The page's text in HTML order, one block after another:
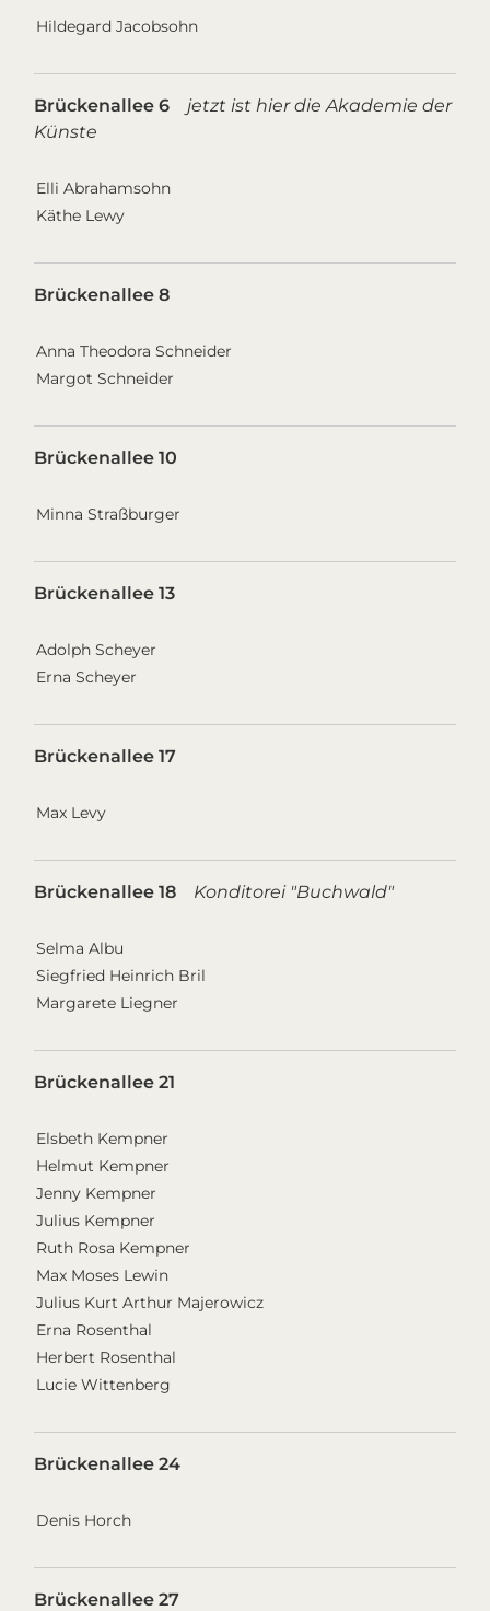
Hildegard Jacobsohn
Brückenallee 6
jetzt ist hier die Akademie der
Künste
Elli Abrahamsohn
Käthe Lewy
Brückenallee 8
Anna Theodora Schneider
Margot Schneider
Brückenallee 10
Minna Straßburger
Brückenallee 13
Adolph Scheyer
Erna Scheyer
Brückenallee 17
Max Levy
Brückenallee 18 Konditorei "Buchwald"
Selma Albu
Siegfried Heinrich Bril
Margarete Liegner
Brückenallee 21
Elsbeth Kempner
Helmut Kempner
Jenny Kempner
Julius Kempner
Ruth Rosa Kempner
Max Moses Lewin
Julius Kurt Arthur Majerowicz
Erna Rosenthal
Herbert Rosenthal
Lucie Wittenberg
Brückenallee 24
Denis Horch
Brückenallee 27